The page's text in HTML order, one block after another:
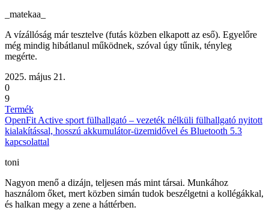
_matekaa_
A vízállóság már tesztelve (futás közben elkapott az eső). Egyelőre
még mindig hibátlanul működnek, szóval úgy tűnik, tényleg
megérte.
2025. május 21.
0
9
Termék
OpenFit Active sport fülhallgató – vezeték nélküli fülhallgató nyitott
kialakítással, hosszú akkumulátor-üzemidővel és Bluetooth 5.3
kapcsolattal
toni
Nagyon menő a dizájn, teljesen más mint társai. Munkához
használom őket, mert közben simán tudok beszélgetni a kollégákkal,
és halkan megy a zene a háttérben.